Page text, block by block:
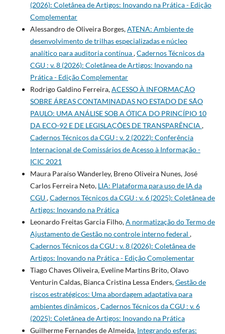
(2026): Coletânea de Artigos: Inovando na Prática - Edição
Complementar
Alessandro de Oliveira Borges,ATENA: Ambiente de
desenvolvimento de trilhas especializadas e núcleo
analítico para auditoria contínua,Cadernos Técnicos da
CGU : v. 8 (2026): Coletânea de Artigos: Inovando na
Prática - Edição Complementar
Rodrigo Galdino Ferreira,ACESSO À INFORMAÇÃO
SOBRE ÁREAS CONTAMINADAS NO ESTADO DE SÃO
PAULO: UMA ANÁLISE SOB A ÓTICA DO PRINCÍPIO 10
DA ECO-92 E DE LEGISLAÇÕES DE TRANSPARÊNCIA ,
Cadernos Técnicos da CGU : v. 2 (2022): Conferência
Internacional de Comissários de Acesso à Informação -
ICIC 2021
Maura Paraíso Wanderley, Breno Oliveira Nunes, José
Carlos Ferreira Neto, LIA: Plataforma para uso de IA da
CGU,Cadernos Técnicos da CGU : v. 6 (2025): Coletânea de
Artigos: Inovando na Prática
Leonardo Freitas Garcia Filho,A normatização do Termo de
Ajustamento de Gestão no controle interno federal ,
Cadernos Técnicos da CGU : v. 8 (2026): Coletânea de
Artigos: Inovando na Prática - Edição Complementar
Tiago Chaves Oliveira, Eveline Martins Brito, Olavo
Venturin Caldas, Bianca Cristina Lessa Enders,Gestão de
riscos estratégicos: Uma abordagem adaptativa para
ambientes dinâmicos,Cadernos Técnicos da CGU : v. 6
(2025): Coletânea de Artigos: Inovando na Prática
Guilherme Fernandes de Almeida, Integrando esferas: